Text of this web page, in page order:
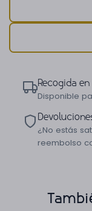
Recogida
Disponible
¿No estás
reembolso